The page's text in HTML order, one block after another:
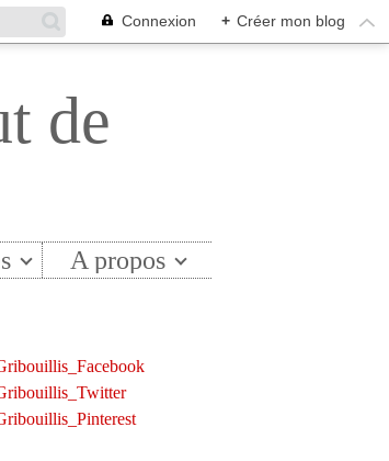
Connexion + Créer mon blog
de
A propos